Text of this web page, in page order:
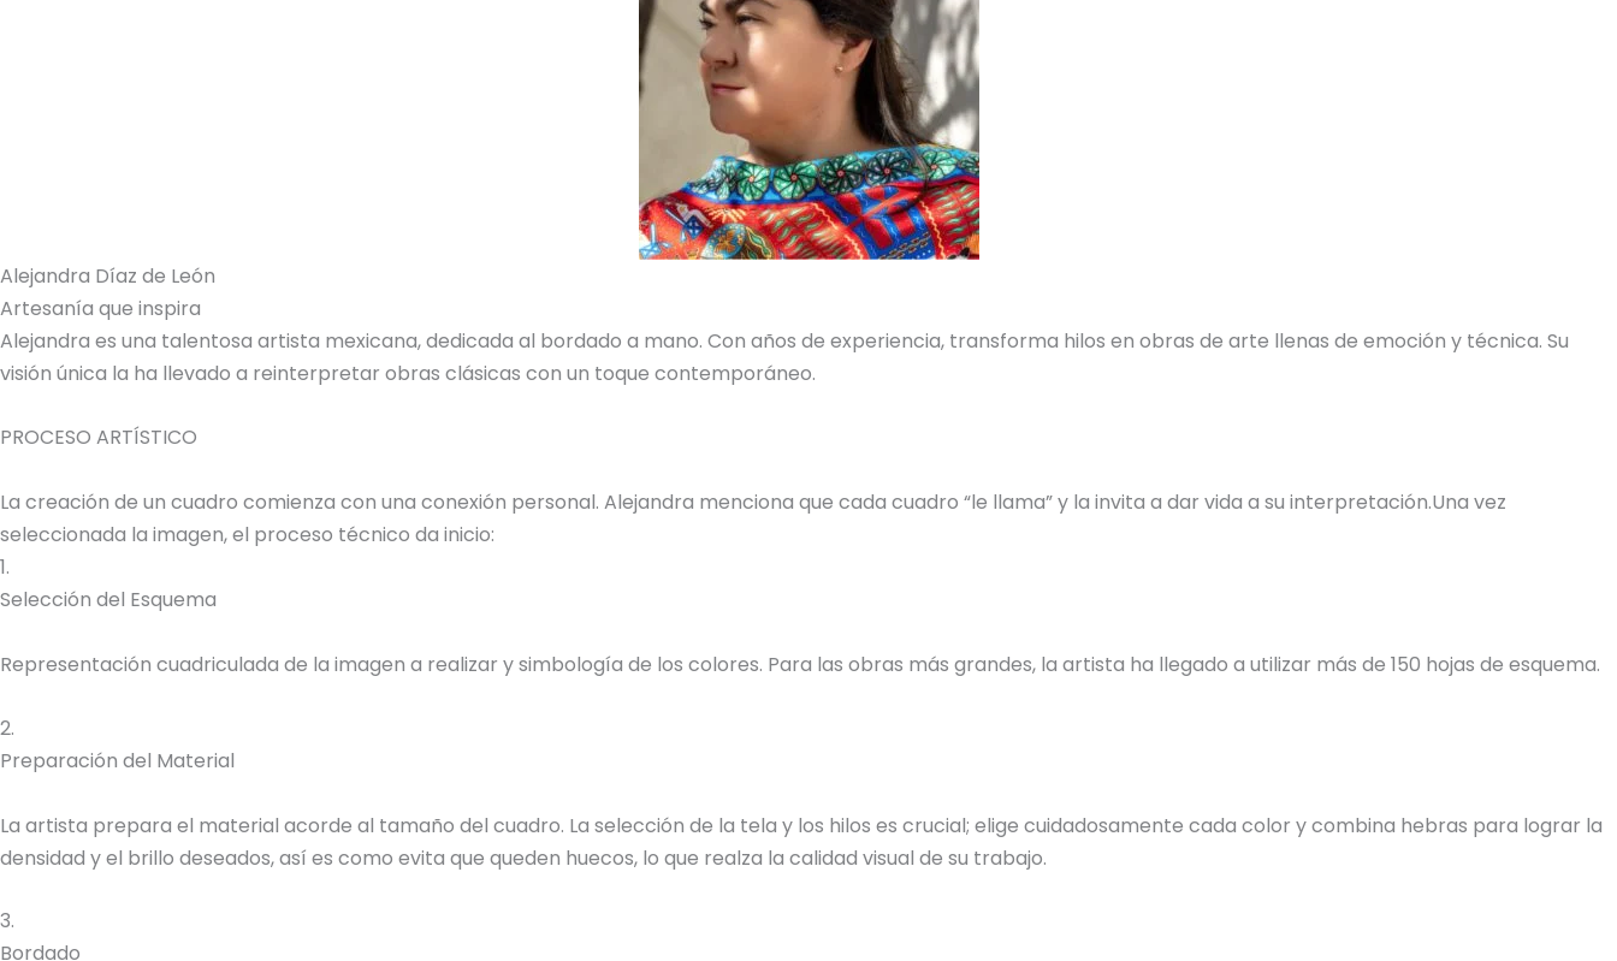
Alejandra Díaz de León
Artesanía que inspira
Alejandra es una talentosa artista mexicana, dedicada al bordado a mano. Con años de experiencia, transforma hilos en obras de arte llenas de emoción y técnica. Su
visión única la ha llevado a reinterpretar obras clásicas con un toque contemporáneo.
PROCESO ARTÍSTICO
La creación de un cuadro comienza con una conexión personal. Alejandra menciona que cada cuadro “le llama” y la invita a dar vida a su interpretación.Una vez
seleccionada la imagen, el proceso técnico da inicio:
1.
Selección del Esquema
Representación cuadriculada de la imagen a realizar y simbología de los colores. Para las obras más grandes, la artista ha llegado a utilizar más de 150 hojas de esquema.
2.
Preparación del Material
La artista prepara el material acorde al tamaño del cuadro. La selección de la tela y los hilos es crucial; elige cuidadosamente cada color y combina hebras para lograr la
densidad y el brillo deseados, así es como evita que queden huecos, lo que realza la calidad visual de su trabajo.
3.
Bordado